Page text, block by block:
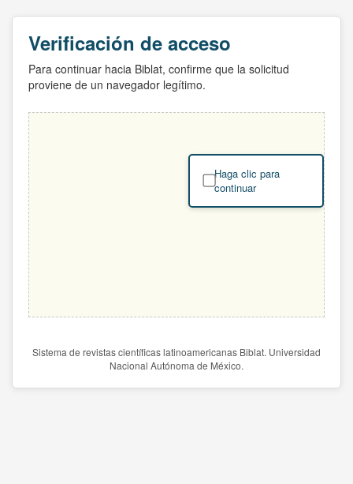
Verificación de acceso
Para continuar hacia Biblat, confirme que la solicitud
proviene de un navegador legítimo.
Haga clic para
continuar
Sistema de revistas científicas latinoamericanas Biblat. Universidad
Nacional Autónoma de México.